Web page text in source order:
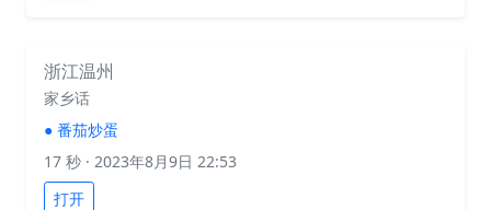
浙江温州
家乡话
● 番茄炒蛋
17 秒 · 2023年8月9日 22:53
打开